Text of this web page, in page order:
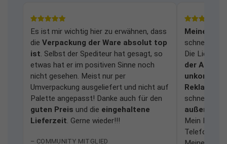
Es ist mir wichtig hier zu erwähnen, dass
die Verpackung der Ware absolut top
ist. Selbst der Spediteur hat gesagt, so
etwas hat er im positiven Sinne noch
nicht gesehen. Meist nur per
Umverpackung ausgeliefert und nicht auf
Palette angepasst! Danke auch für den
guten Preis und die eingehaltene
Lieferzeit. Gerne wieder!!!
– COMMUNITY MITGLIED
Meine
schnell und
Die
der Anlage
schnell
Mein Dank